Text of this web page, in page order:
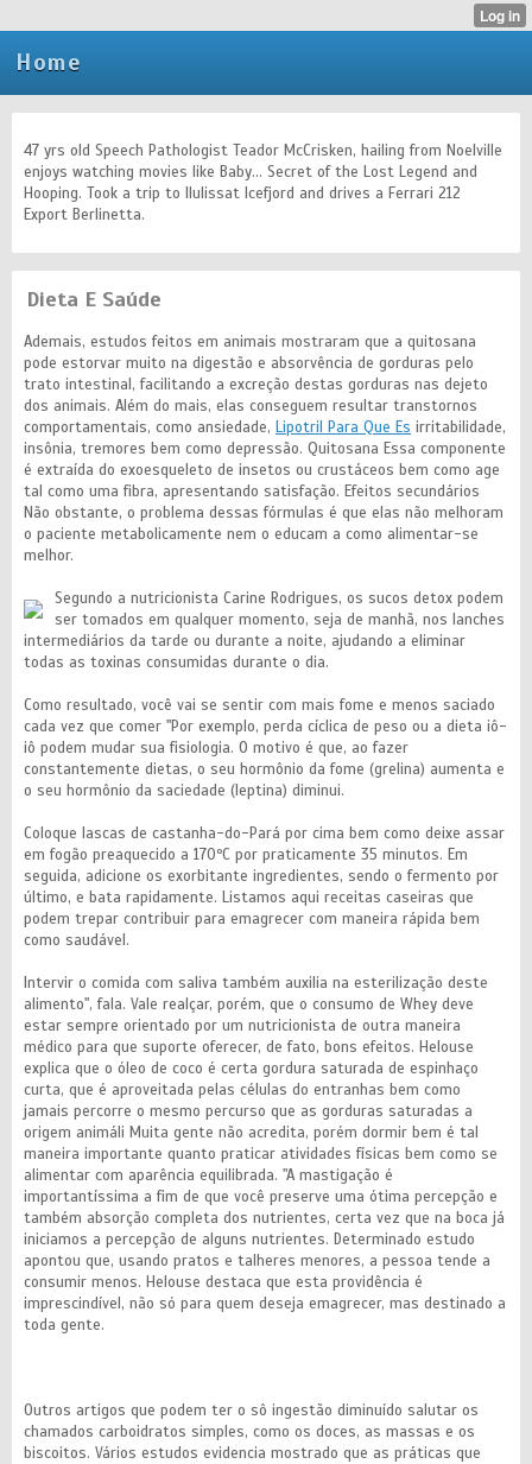
Home
47 yrs old Speech Pathologist Teador McCrisken, hailing from Noelville
enjoys watching movies like Baby... Secret of the Lost Legend and
Hooping. Took a trip to Ilulissat Icefjord and drives a Ferrari 212
Export Berlinetta.
Dieta E Saúde
Ademais, estudos feitos em animais mostraram que a quitosana
pode estorvar muito na digestão e absorvência de gorduras pelo
trato intestinal, facilitando a excreção destas gorduras nas dejeto
dos animais. Além do mais, elas conseguem resultar transtornos
comportamentais, como ansiedade, Lipotril Para Que Es irritabilidade,
insônia, tremores bem como depressão. Quitosana Essa componente
é extraída do exoesqueleto de insetos ou crustáceos bem como age
tal como uma fibra, apresentando satisfação. Efeitos secundários
Não obstante, o problema dessas fórmulas é que elas não melhoram
o paciente metabolicamente nem o educam a como alimentar-se
melhor.
Segundo a nutricionista Carine Rodrigues, os sucos detox podem
ser tomados em qualquer momento, seja de manhã, nos lanches
intermediários da tarde ou durante a noite, ajudando a eliminar
todas as toxinas consumidas durante o dia.
Como resultado, você vai se sentir com mais fome e menos saciado
cada vez que comer "Por exemplo, perda cíclica de peso ou a dieta iô-
iô podem mudar sua fisiologia. O motivo é que, ao fazer
constantemente dietas, o seu hormônio da fome (grelina) aumenta e
o seu hormônio da saciedade (leptina) diminui.
Coloque lascas de castanha-do-Pará por cima bem como deixe assar
em fogão preaquecido a 170ºC por praticamente 35 minutos. Em
seguida, adicione os exorbitante ingredientes, sendo o fermento por
último, e bata rapidamente. Listamos aqui receitas caseiras que
podem trepar contribuir para emagrecer com maneira rápida bem
como saudável.
Intervir o comida com saliva também auxilia na esterilização deste
alimento", fala. Vale realçar, porém, que o consumo de Whey deve
estar sempre orientado por um nutricionista de outra maneira
médico para que suporte oferecer, de fato, bons efeitos. Helouse
explica que o óleo de coco é certa gordura saturada de espinhaço
curta, que é aproveitada pelas células do entranhas bem como
jamais percorre o mesmo percurso que as gorduras saturadas a
origem animáli Muita gente não acredita, porém dormir bem é tal
maneira importante quanto praticar atividades físicas bem como se
alimentar com aparência equilibrada. "A mastigação é
importantíssima a fim de que você preserve uma ótima percepção e
também absorção completa dos nutrientes, certa vez que na boca já
iniciamos a percepção de alguns nutrientes. Determinado estudo
apontou que, usando pratos e talheres menores, a pessoa tende a
consumir menos. Helouse destaca que esta providência é
imprescindível, não só para quem deseja emagrecer, mas destinado a
toda gente.
Outros artigos que podem ter o sô ingestão diminuído salutar os
chamados carboidratos simples, como os doces, as massas e os
biscoitos. Vários estudos evidencia mostrado que as práticas que